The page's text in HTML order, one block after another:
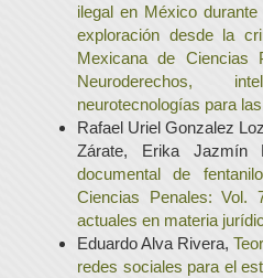
ilegal en México
exploración desde la
Mexicana de Ciencias
Neuroderechos,
neurotecnologías para
Rafael Uriel Gonzalez
Zárate, Erika Jazmín
documental de
Ciencias Penales: Vol.
actuales en materia
Eduardo Alva Rivera,
redes sociales para el